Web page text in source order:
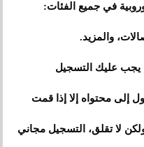
في جميع الفئات:
والمزيد.
يجب عليك التسجيل
إلى محتواه إلا إذا قمت
لا تقلق، التسجيل مجاني